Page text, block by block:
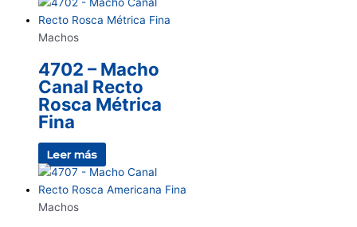
Machos
4702 – Macho
Canal Recto
Rosca Métrica
Fina
Leer más
Machos